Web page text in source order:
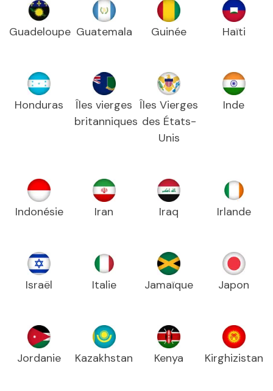
Guadeloupe Guatemala Guinée Haïti
Honduras
Îles vierges
britanniques
Îles Vierges
des États-
Unis
Inde
Indonésie Iran Iraq Irlande
Israël Italie Jamaïque Japon
Jordanie Kazakhstan Kenya Kirghizistan